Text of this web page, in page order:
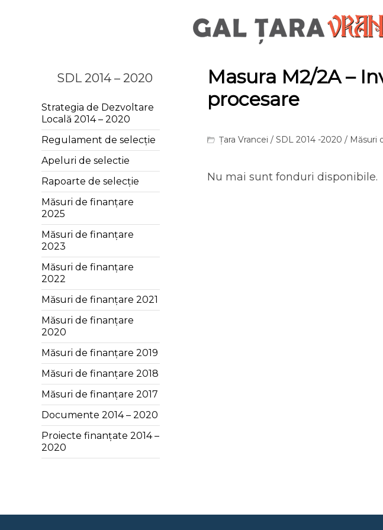
Masura M2/2A –
procesare
Țara Vrancei / SDL 2014 -2020 / Măsuri
Nu mai sunt fonduri disponibile.
SDL 2014 – 2020
Strategia de Dezvoltare
Locală 2014 – 2020
Regulament de selecție
Apeluri de selectie
Rapoarte de selecție
Măsuri de finanțare
2025
Măsuri de finanțare
2023
Măsuri de finanțare
2022
Măsuri de finanțare 2021
Măsuri de finanțare
2020
Măsuri de finanțare 2019
Măsuri de finanțare 2018
Măsuri de finanțare 2017
Documente 2014 – 2020
Proiecte finanțate 2014 –
2020